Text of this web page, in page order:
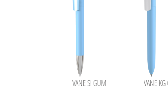
VANE SI GUM VANE